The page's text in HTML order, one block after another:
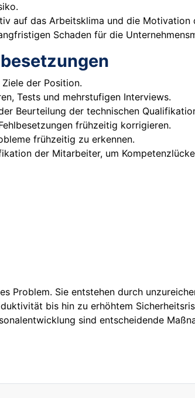
auf das Arbeitsklima und die Motivation
Schaden für die
der Position.
Tests und mehrstufigen Interviews.
Beurteilung der technischen
frühzeitig korrigieren.
frühzeitig zu erkennen.
der Mitarbeiter, um
Problem. Sie entstehen durch
bis hin zu erhöhtem
sind entscheidende